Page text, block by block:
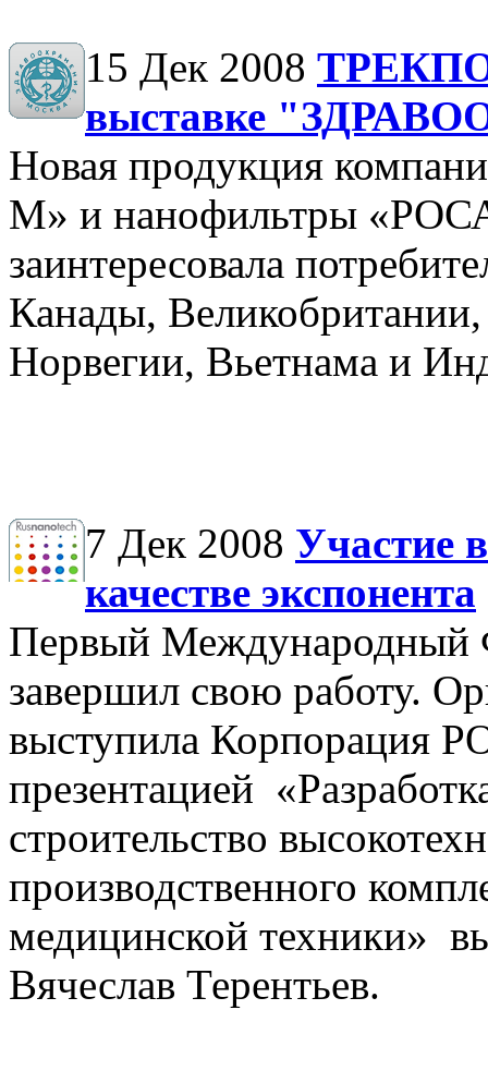
15 Дек 2008
выставке
Новая продукция
М» и нанофильтры
заинтересовала
Канады,
Норвегии, Вьетнама и
7 Дек 2008
качестве экспонента
Первый Международный
завершил свою работу.
выступила Корпорация
презентацией
строительство
производственного
медицинской техники»
Вячеслав Терентьев.